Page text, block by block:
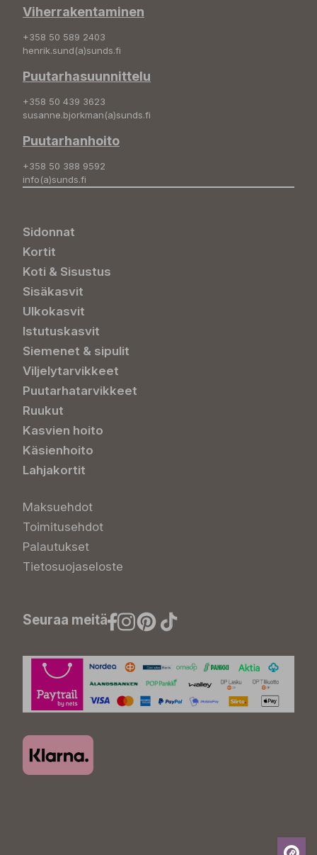
Viherrakentaminen
+358 50 589 2403
henrik.sund(a)sunds.fi
Puutarhasuunnittelu
+358 50 439 3623
susanne.bjorkman(a)sunds.fi
Puutarhanhoito
+358 50 388 9592
info(a)sunds.fi
Sidonnat
Kortit
Koti & Sisustus
Sisäkasvit
Ulkokasvit
Istutuskasvit
Siemenet & sipulit
Viljelytarvikkeet
Puutarhatarvikkeet
Ruukut
Kasvien hoito
Käsienhoito
Lahjakortit
Maksuehdot
Toimitusehdot
Palautukset
Tietosuojaseloste
Seuraa meitä